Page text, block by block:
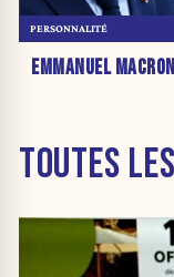
EMMANUEL MACRON
PERSONNALITÉ
TOUTES